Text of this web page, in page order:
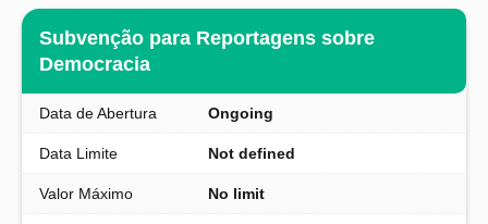
Subvenção para Reportagens sobre
Democracia
Data de Abertura Ongoing
Data Limite Not defined
Valor Máximo No limit